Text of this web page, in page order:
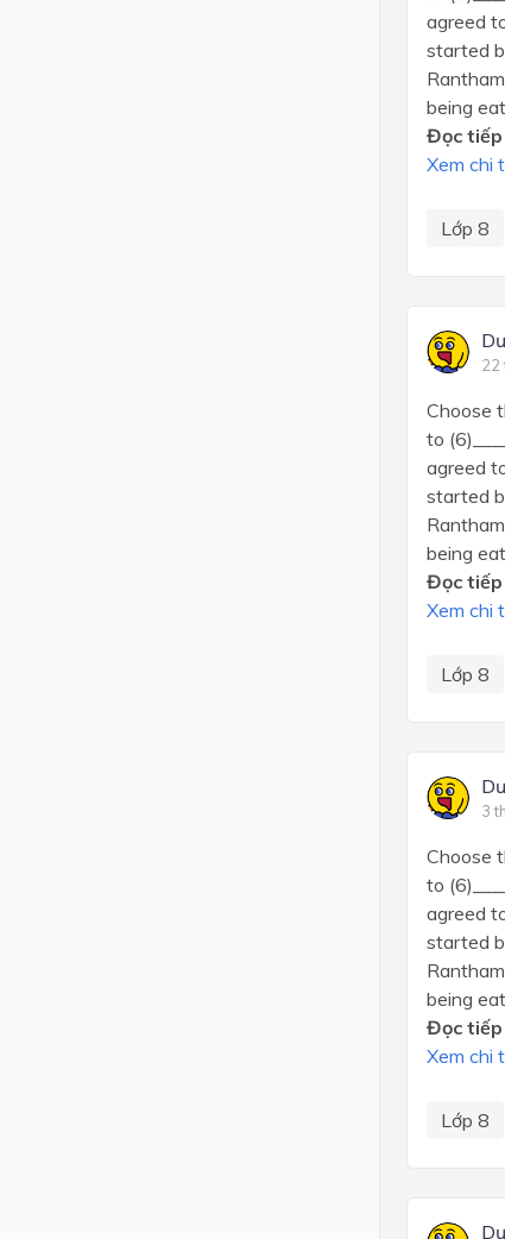
agreed
started
being
Đọc tiếp
Xem chi
Lớp 8
22
Choose
to
agreed
started
being
Đọc tiếp
Xem chi
Lớp 8
3
Choose
to
agreed
started
being
Đọc tiếp
Xem chi
Lớp 8